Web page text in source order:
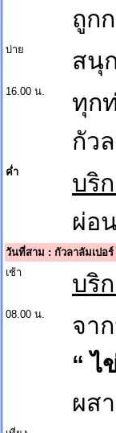
ถูก
บ่าย สนุ
16.00 น.
ทุก
กัว
ค่ำ
บริ
ผ่อ
วันที่สาม : กัวลาลัมเปอ
เช้า
บริ
08.00 น.
จา
“ ไ
ผส